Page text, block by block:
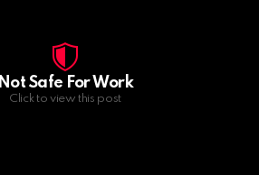
Not Safe For Work
Click to view this post